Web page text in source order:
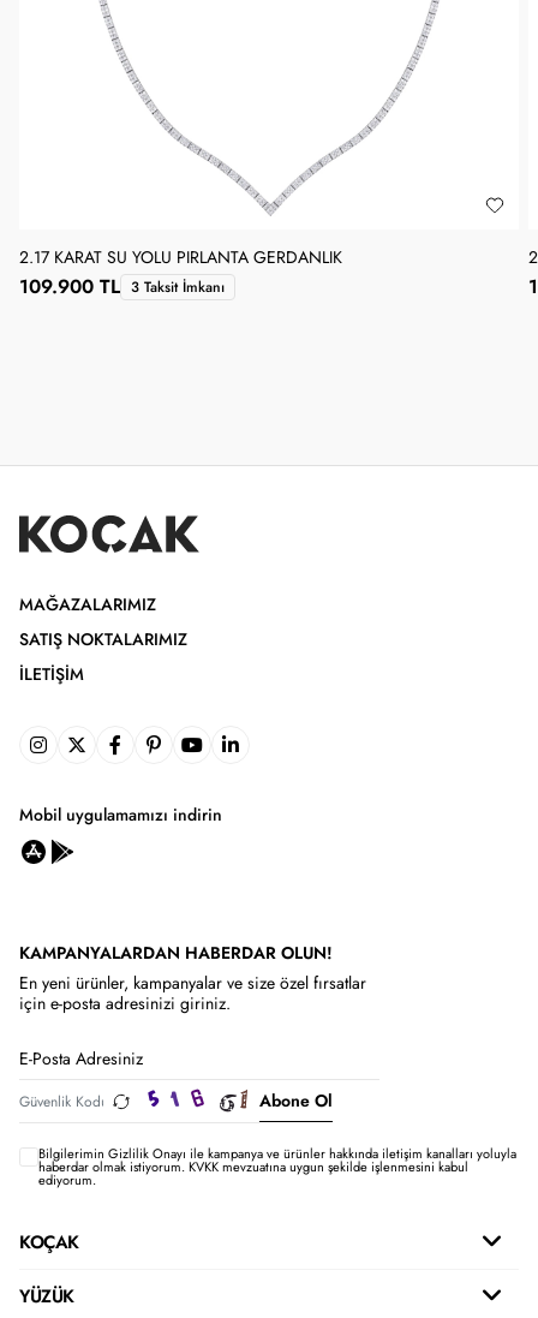
2.17 KARAT SU YOLU PIRLANTA GERDANLIK
109.900 TL 3 Taksit İmkanı
MAĞAZALARIMIZ
SATIŞ NOKTALARIMIZ
İLETIŞIM
Mobil uygulamamızı indirin
KAMPANYALARDAN HABERDAR OLUN!
En yeni ürünler, kampanyalar ve size özel fırsatlar
için e-posta adresinizi giriniz.
Abone Ol
Bilgilerimin Gizlilik Onayı ile kampanya ve ürünler hakkında iletişim kanalları yoluyla
haberdar olmak istiyorum.KVKK mevzuatına uygun şekilde işlenmesini kabul
ediyorum.
KOÇAK
YÜZÜK